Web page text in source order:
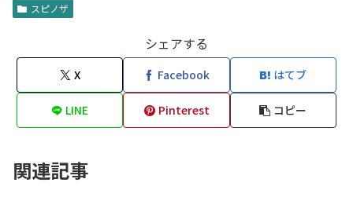
スピノザ
シェアする
X Facebook はてブ
LINE Pinterest コピー
関連記事